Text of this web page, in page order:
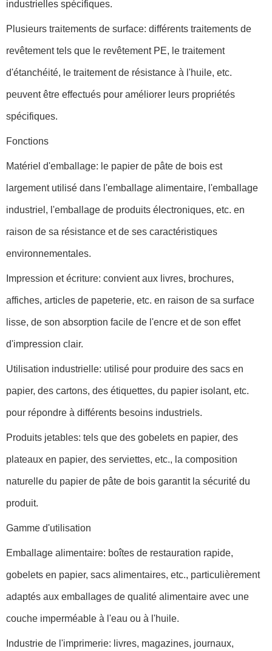
industrielles spécifiques.
Plusieurs traitements de surface: différents traitements de
revêtement tels que le revêtement PE, le traitement
d'étanchéité, le traitement de résistance à l'huile, etc.
peuvent être effectués pour améliorer leurs propriétés
spécifiques.
Fonctions
Matériel d'emballage: le papier de pâte de bois est
largement utilisé dans l'emballage alimentaire, l'emballage
industriel, l'emballage de produits électroniques, etc. en
raison de sa résistance et de ses caractéristiques
environnementales.
Impression et écriture: convient aux livres, brochures,
affiches, articles de papeterie, etc. en raison de sa surface
lisse, de son absorption facile de l'encre et de son effet
d'impression clair.
Utilisation industrielle: utilisé pour produire des sacs en
papier, des cartons, des étiquettes, du papier isolant, etc.
pour répondre à différents besoins industriels.
Produits jetables: tels que des gobelets en papier, des
plateaux en papier, des serviettes, etc., la composition
naturelle du papier de pâte de bois garantit la sécurité du
produit.
Gamme d'utilisation
Emballage alimentaire: boîtes de restauration rapide,
gobelets en papier, sacs alimentaires, etc., particulièrement
adaptés aux emballages de qualité alimentaire avec une
couche imperméable à l'eau ou à l'huile.
Industrie de l'imprimerie: livres, magazines, journaux,